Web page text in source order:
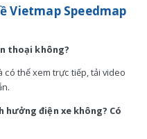
Vietmap Speedmap
thoại không?
có thể xem trực tiếp, tải video
hưởng điện xe không? Có